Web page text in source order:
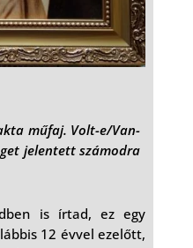
műfaj. Volt-e/Van-
jelentett számodra
is írtad, ez egy
12 évvel ezelőtt,